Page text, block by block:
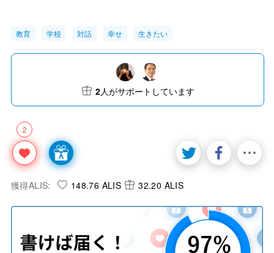
教育 学校 対話 幸せ 生きたい
2
2人がサポートしています
獲得ALIS: 148.76 ALIS 32.20 ALIS